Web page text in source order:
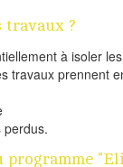
travaux ?
à isoler
travaux prennent
perdus.
programme